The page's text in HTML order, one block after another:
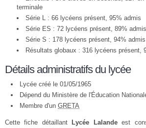
terminale
Série L : 66 lycéens présent, 95% admis
Série ES : 72 lycéens présent, 89% admis
Série S : 178 lycéens présent, 94% admis
Résultats globaux : 316 lycéens présent,
Détails administratifs du lycée
Lycée créé le 01/05/1965
Dépend du Ministère de l'Éducation
Membre d'un GRETA
Cette fiche détaillant Lycée Lalandeest